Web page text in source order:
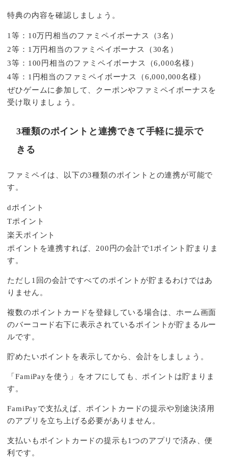
特典の内容を確認しましょう。
1等：10万円相当のファミペイボーナス（3名）
2等：1万円相当のファミペイボーナス（30名）
3等：100円相当のファミペイボーナス（6,000名様）
4等：1円相当のファミペイボーナス（6,000,000名様）
ぜひゲームに参加して、クーポンやファミペイボーナスを
受け取りましょう。
3種類のポイントと連携できて手軽に提示で
きる
ファミペイは、以下の3種類のポイントとの連携が可能で
す。
dポイント
Tポイント
楽天ポイント
ポイントを連携すれば、200円の会計で1ポイント貯まりま
す。
ただし1回の会計ですべてのポイントが貯まるわけではあ
りません。
複数のポイントカードを登録している場合は、ホーム画面
のバーコード右下に表示されているポイントが貯まるルー
ルです。
貯めたいポイントを表示してから、会計をしましょう。
「FamiPayを使う」をオフにしても、ポイントは貯まりま
す。
FamiPayで支払えば、ポイントカードの提示や別途決済用
のアプリを立ち上げる必要がありません。
支払いもポイントカードの提示も1つのアプリで済み、便
利です。